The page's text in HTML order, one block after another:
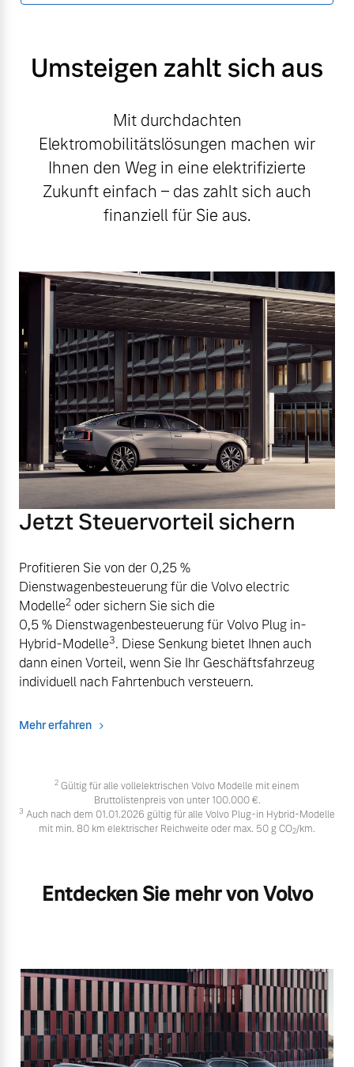
Umsteigen zahlt sich aus
Mit durchdachten
Elektromobilitätslösungen machen wir
Ihnen den Weg in eine elektrifizierte
Zukunft einfach – das zahlt sich auch
finanziell für Sie aus.
Jetzt Steuervorteil sichern
Profitieren Sie von der 0,25 %
Dienstwagenbesteuerung für die Volvo electric
Modelle2 oder sichern Sie sich die
0,5 % Dienstwagenbesteuerung für Volvo Plug in-
Hybrid-Modelle3. Diese Senkung bietet Ihnen auch
dann einen Vorteil, wenn Sie Ihr Geschäftsfahrzeug
individuell nach Fahrtenbuch versteuern.
Mehr erfahren
2 Gültig für alle vollelektrischen Volvo Modelle mit einem
Bruttolistenpreis von unter 100.000 €.
3 Auch nach dem 01.01.2026 gültig für alle Volvo Plug-in Hybrid-Modelle
mit min. 80 km elektrischer Reichweite oder max. 50 g CO2/km.
Entdecken Sie mehr von Volvo